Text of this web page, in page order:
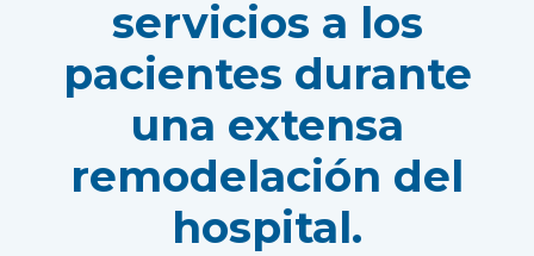
servicios a los
pacientes durante
una extensa
remodelación del
hospital.